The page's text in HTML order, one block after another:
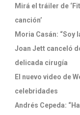
Mirá el tráiler de
canción’
Moria Casán: “Soy
Joan Jett canceló
delicada cirugía
El nuevo video de
celebridades
Andrés Cepeda: